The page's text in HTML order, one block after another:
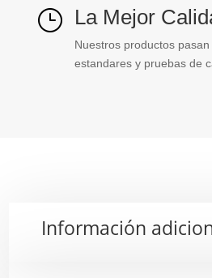
} La Mejor
Nuestros productos
estandares y pruebas de
Información